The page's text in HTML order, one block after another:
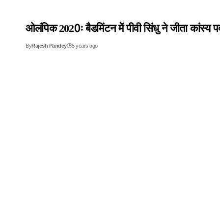
ओलंपिक 2020ः बैडमिंटन में पीवी सिंधु ने जीता कांस्य
ByRajesh Pandey 5 years ago